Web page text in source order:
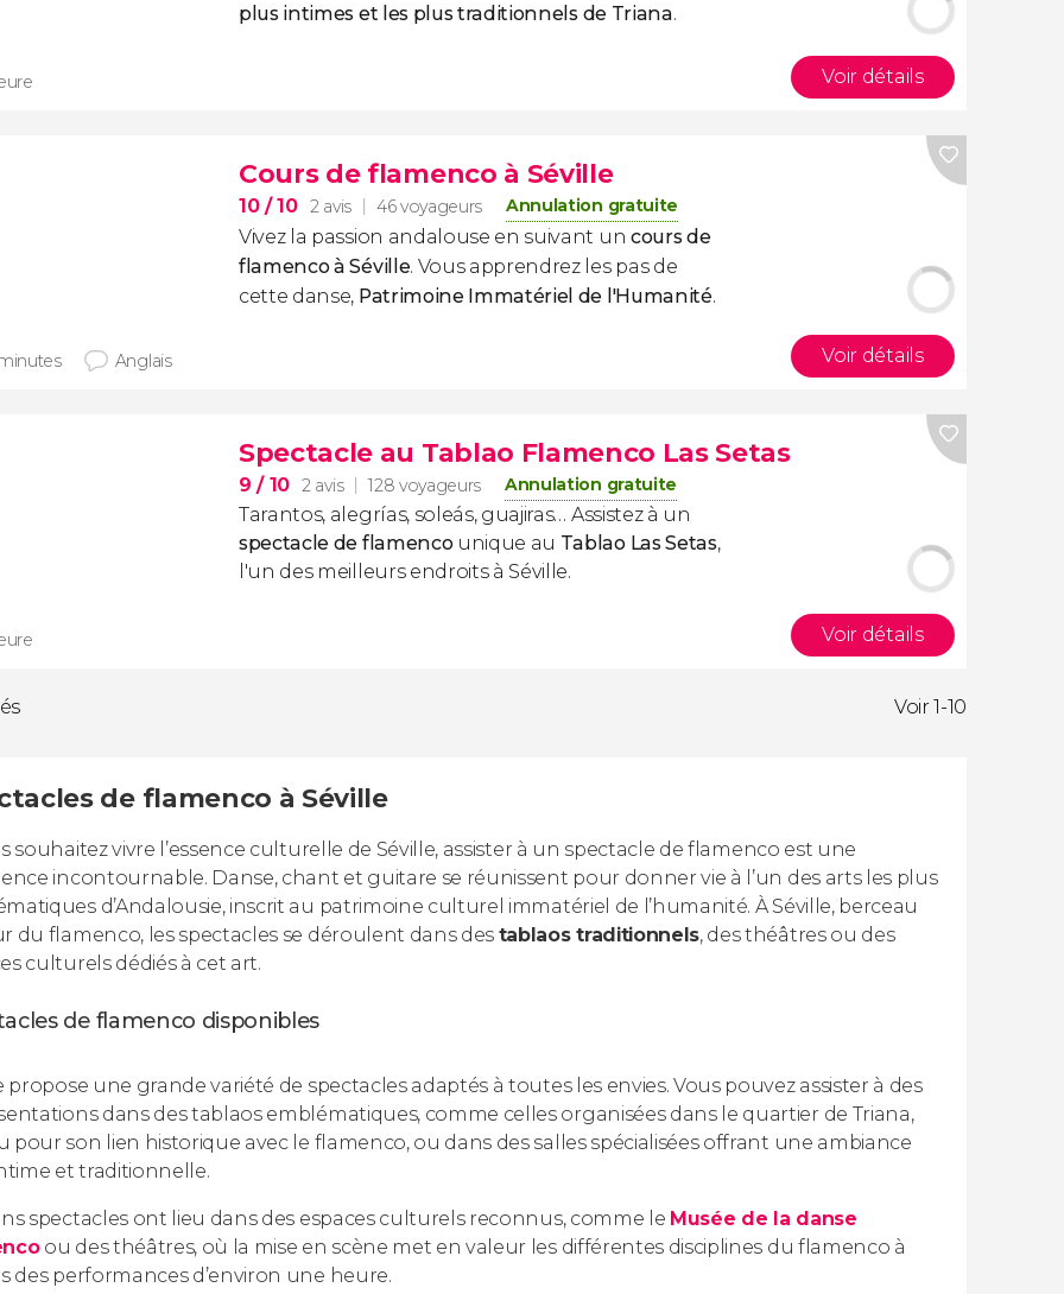
plus intimes et les plus traditionnels de Triana.
Voir détails
Cours de flamenco à Séville
10/ 10 2 avis 46 voyageurs Annulation gratuite
Vivez la passion andalouse en suivant un cours de
flamenco à Séville. Vous apprendrez les pas de
cette danse, Patrimoine Immatériel de l'Humanité.
Anglais Voir détails
Spectacle au Tablao Flamenco Las Setas
9/ 10 2 avis 128 voyageurs Annulation gratuite
Tarantos, alegrías, soleás, guajiras… Assistez à un
spectacle de flamencounique au Tablao Las Setas,
l'un des meilleurs endroits à Séville.
Voir détails
Voir 1-10
de flamenco à Séville
souhaitez vivre l’essence culturelle de Séville, assister à un spectacle de flamenco est une
incontournable. Danse, chant et guitare se réunissent pour donner vie à l’un des arts les plus
d’Andalousie, inscrit au patrimoine culturel immatériel de l’humanité. À Séville, berceau
du flamenco, les spectacles se déroulent dans des tablaos traditionnels, des théâtres ou des
culturels dédiés à cet art.
de flamenco disponibles
propose une grande variété de spectacles adaptés à toutes les envies. Vous pouvez assister à des
dans des tablaos emblématiques, comme celles organisées dans le quartier de Triana,
pour son lien historique avec le flamenco, ou dans des salles spécialisées offrant une ambiance
et traditionnelle.
spectacles ont lieu dans des espaces culturels reconnus, comme le Musée de la danse
ou des théâtres, où la mise en scène met en valeur les différentes disciplines du flamenco à
des performances d’environ une heure.